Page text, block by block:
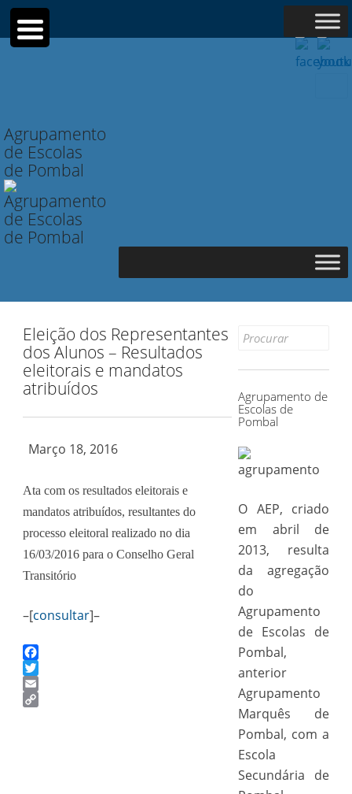
Agrupamento
de Escolas
de Pombal
Eleição dos Representantes
dos Alunos – Resultados
eleitorais e mandatos
atribuídos
Março 18, 2016
Ata com os resultados eleitorais e
mandatos atribuídos, resultantes do
processo eleitoral realizado no dia
16/03/2016 para o Conselho Geral
Transitório
–[consultar]–
Facebook
Twitter
Email
Search
Agrupamento de
Escolas de
Pombal
O AEP, criado
em abril de
2013, resulta
da agregação
do
Agrupamento
de Escolas de
Pombal,
anterior
Agrupamento
Marquês de
Pombal, com a
Escola
Secundária de